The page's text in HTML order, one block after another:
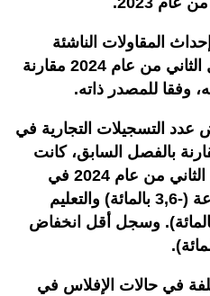
المقاولات الناشئة
بنسبة 2,1 بالمائة في الفصل الثاني من عام 2024 مقارنة
وفقا للمصدر ذاته.
عدد التسجيلات التجارية في
بالفصل السابق، كانت
أكبر الانخفاضات في الفصل الثاني من عام 2024 في
التجارة (-4,7 بالمائة) والصناعة (-3,6 بالمائة) والتعليم
الاجتماعية (-3,4 بالمائة). وسجل أقل انخفاض
في حالات الإفلاس في